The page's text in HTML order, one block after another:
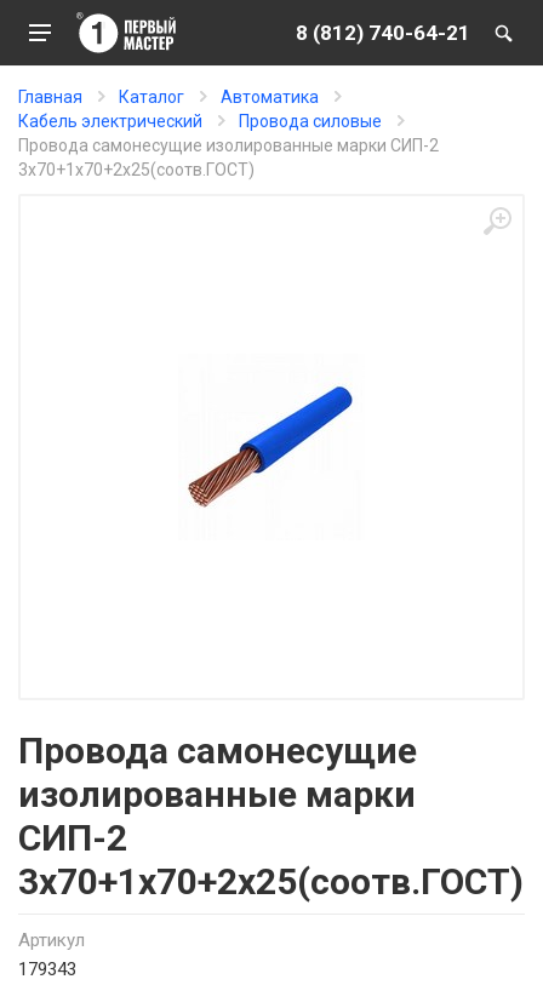
8 (812) 740-64-21
Главная Каталог
Автоматика
Кабель электрический
Провода силовые
Провода самонесущие изолированные марки СИП-2
3х70+1х70+2х25(соотв.ГОСТ)
Провода самонесущие
изолированные марки
СИП-2
3х70+1х70+2х25(соотв.ГОСТ)
Артикул
179343